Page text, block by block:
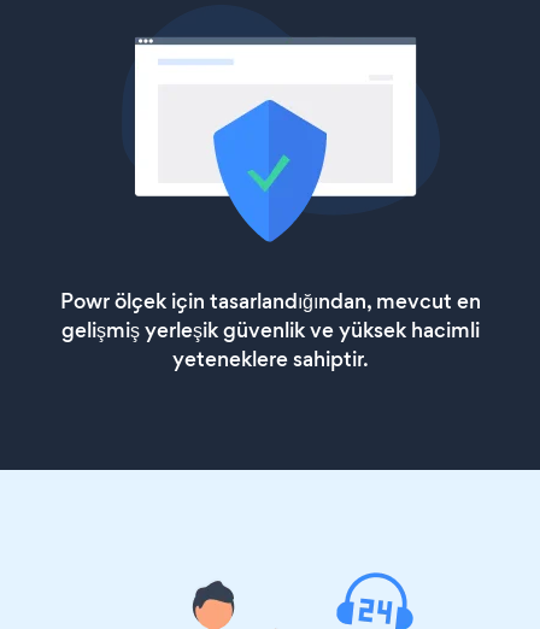
Powr ölçek için tasarlandığından, mevcut en
gelişmiş yerleşik güvenlik ve yüksek hacimli
yeteneklere sahiptir.